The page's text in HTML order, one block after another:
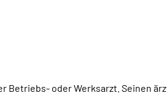
Betriebs- oder Werksarzt. Seinen